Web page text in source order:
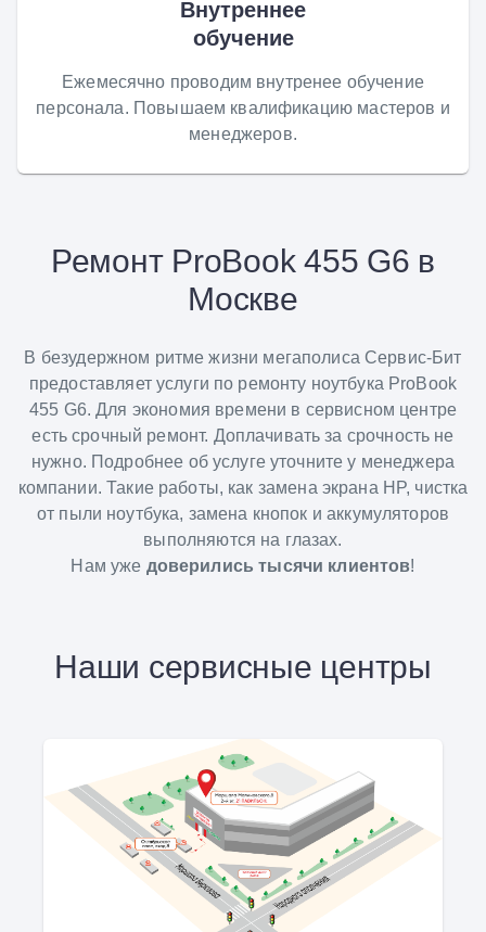
Внутреннее
обучение
Ежемесячно проводим внутренее обучение
персонала. Повышаем квалификацию мастеров и
менеджеров.
Ремонт ProBook 455 G6 в
Москве
В безудержном ритме жизни мегаполиса Сервис-Бит
предоставляет услуги по ремонту ноутбука ProBook
455 G6. Для экономия времени в сервисном центре
есть срочный ремонт. Доплачивать за срочность не
нужно. Подробнее об услуге уточните у менеджера
компании. Такие работы, как замена экрана HP, чистка
от пыли ноутбука, замена кнопок и аккумуляторов
выполняются на глазах.
Нам уже доверились тысячи клиентов!
Наши сервисные центры